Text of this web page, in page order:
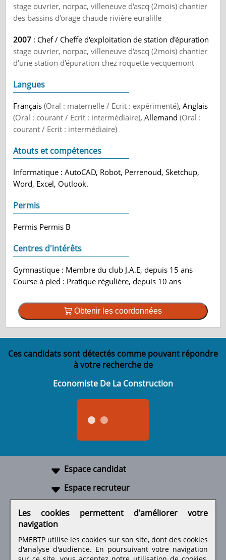
stage ouvrier, norpac, villeneuve d'ascq (2mois) chantier
des bassins d'orage chaude rivière euralille
2007 : Chef / Cheffe d'exploitation de station d'épuration
stage ouvrier, norpac, villeneuve d'ascq (2mois) chantier
d'une station d'épuration chez roquette vecquemont
Langues
Français(Oral : maternelle / Ecrit : expérimenté), Anglais
(Oral : courant / Ecrit : intermédiaire), Allemand(Oral :
courant / Ecrit : intermédiaire)
Atouts et compétences
Informatique : AutoCAD, Robot, Perrenoud, Sketchup,
Word, Excel, Outlook.
Permis
Permis Permis B
Centres d'intérêts
Gymnastique : Membre du club J.A.E, depuis 15 ans
Course à pied : Pratique régulière, depuis 10 ans
Obtenir les coordonnées
Ces candidats sont détectés comme pouvant répondre
à votre recherche de
Economiste De La Construction
Espace candidat
Espace recruteur
Les cookies permettent d'améliorer votre
navigation
PMEBTP utilise les cookies sur son site, dont des cookies
d'analyse d'audience. En poursuivant votre navigation